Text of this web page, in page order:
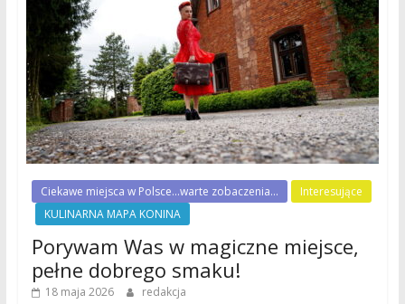
Ciekawe miejsca w Polsce...warte zobaczenia...
Interesujące
KULINARNA MAPA KONINA
Porywam Was w magiczne miejsce,
pełne dobrego smaku!
18 maja 2026 redakcja